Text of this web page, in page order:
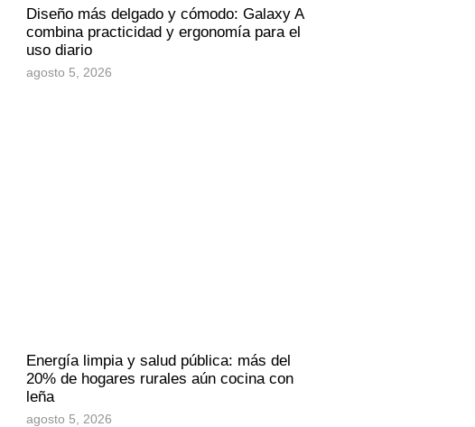
Diseño más delgado y cómodo: Galaxy A
combina practicidad y ergonomía para el
uso diario
agosto 5, 2026
Energía limpia y salud pública: más del
20% de hogares rurales aún cocina con
leña
agosto 5, 2026